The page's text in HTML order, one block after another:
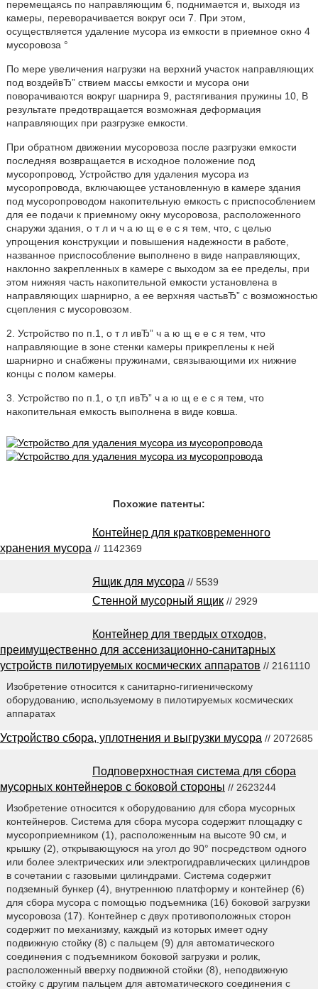
перемещаясь по направляющим 6, поднимается и, выходя из
камеры, переворачивается вокруг оси 7. При этом,
осуществляется удаление мусора из емкости в приемное окно 4
мусоровоза °
По мере увеличения нагрузки на верхний участок направляющих
под воздейвЂ” ствием массы емкости и мусора они
поворачиваются вокруг шарнира 9, растягивания пружины 10, В
результате предотвращается возможная деформация
направляющих при разгрузке емкости.
При обратном движении мусоровоза после разгрузки емкости
последняя возвращается в исходное положение под
мусоропровод, Устройство для удаления мусора из
мусоропровода, включающее установленную в камере здания
под мусоропроводом накопительную емкость с приспособлением
для ее подачи к приемному окну мусоровоза, расположенного
снаружи здания, о т л и ч а ю щ е е с я тем, что, с целью
упрощения конструкции и повышения надежности в работе,
названное приспособление выполнено в виде направляющих,
наклонно закрепленных в камере с выходом за ее пределы, при
этом нижняя часть накопительной емкости установлена в
направляющих шарнирно, а ее верхняя частьвЂ” с возможностью
сцепления с мусоровозом.
2. Устройство по п.1, о т л ивЂ” ч а ю щ е е с я тем, что
направляющие в зоне стенки камеры прикреплены к ней
шарнирно и снабжены пружинами, связывающими их нижние
концы с полом камеры.
3. Устройство по п.1, о т,п ивЂ” ч а ю щ е е с я тем, что
накопительная емкость выполнена в виде ковша.
Похожие патенты:
Контейнер для кратковременного
хранения мусора // 1142369
Ящик для мусора // 5539
Стенной мусорный ящик // 2929
Контейнер для твердых отходов,
преимущественно для ассенизационно-санитарных
устройств пилотируемых космических аппаратов // 2161110
Изобретение относится к санитарно-гигиеническому
оборудованию, используемому в пилотируемых космических
аппаратах
Устройство сбора, уплотнения и выгрузки мусора // 2072685
Подповерхностная система для сбора
мусорных контейнеров с боковой стороны // 2623244
Изобретение относится к оборудованию для сбора мусорных
контейнеров. Система для сбора мусора содержит площадку с
мусороприемником (1), расположенным на высоте 90 см, и
крышку (2), открывающуюся на угол до 90° посредством одного
или более электрических или электрогидравлических цилиндров
в сочетании с газовыми цилиндрами. Система содержит
подземный бункер (4), внутреннюю платформу и контейнер (6)
для сбора мусора с помощью подъемника (16) боковой загрузки
мусоровоза (17). Контейнер с двух противоположных сторон
содержит по механизму, каждый из которых имеет одну
подвижную стойку (8) с пальцем (9) для автоматического
соединения с подъемником боковой загрузки и ролик,
расположенный вверху подвижной стойки (8), неподвижную
стойку с другим пальцем для автоматического соединения с